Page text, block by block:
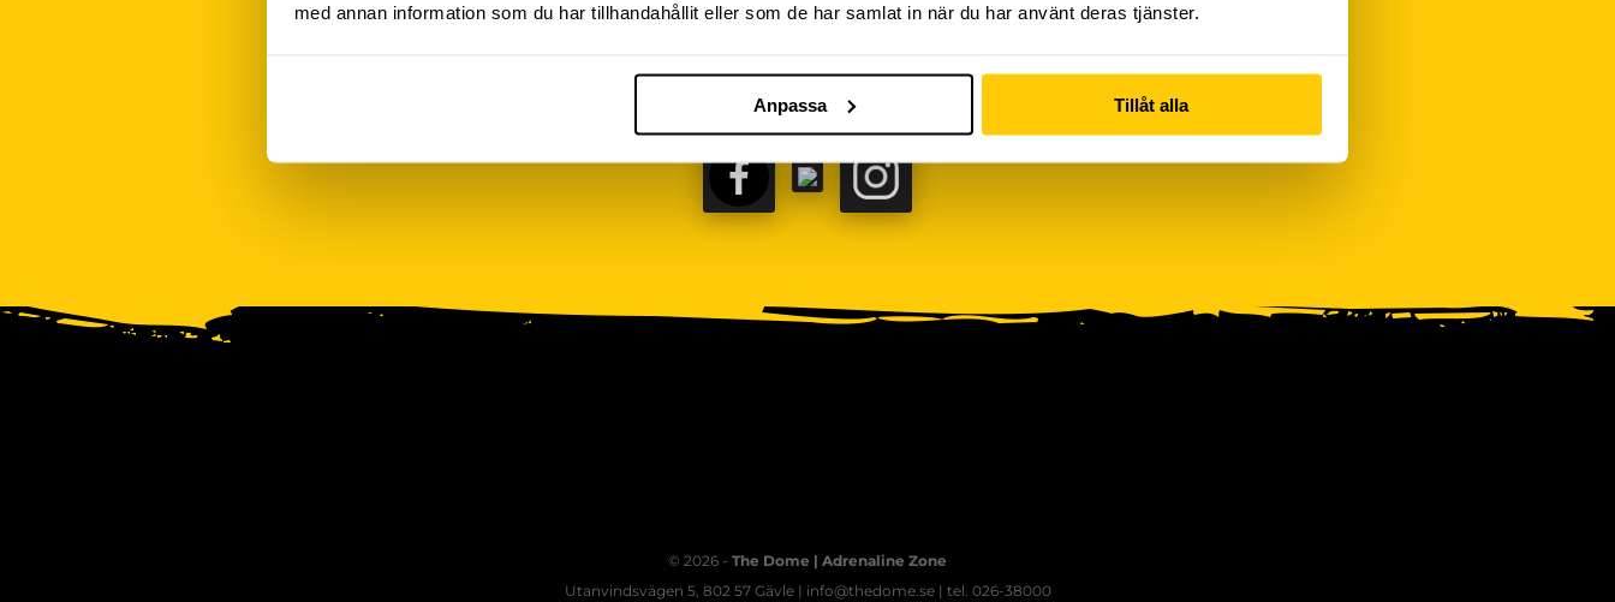
med annan information som du har tillhandahållit eller som de har samlat in när du har använt deras tjänster.
Anpassa Tillåt alla
FÖLJ OSS PÅ SOCIALA MEDIER
FACEBOOKTIKTOK
© 2026 - The Dome | Adrenaline Zone
Utanvindsvägen 5, 802 57 Gävle | info@thedome.se | tel. 026-38000